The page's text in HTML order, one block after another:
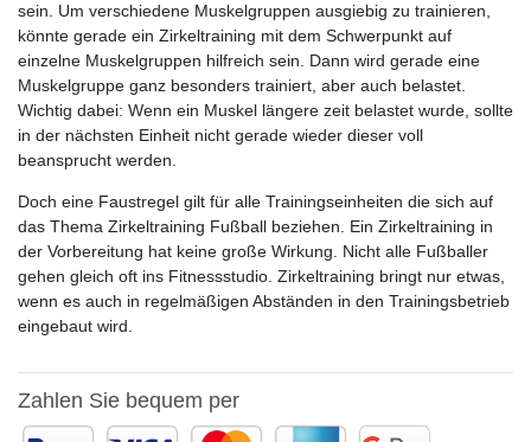
sein. Um verschiedene Muskelgruppen ausgiebig zu trainieren,
könnte gerade ein Zirkeltraining mit dem Schwerpunkt auf
einzelne Muskelgruppen hilfreich sein. Dann wird gerade eine
Muskelgruppe ganz besonders trainiert, aber auch belastet.
Wichtig dabei: Wenn ein Muskel längere zeit belastet wurde, sollte
in der nächsten Einheit nicht gerade wieder dieser voll
beansprucht werden.
Doch eine Faustregel gilt für alle Trainingseinheiten die sich auf
das Thema Zirkeltraining Fußball beziehen. Ein Zirkeltraining in
der Vorbereitung hat keine große Wirkung. Nicht alle Fußballer
gehen gleich oft ins Fitnessstudio. Zirkeltraining bringt nur etwas,
wenn es auch in regelmäßigen Abständen in den Trainingsbetrieb
eingebaut wird.
Zahlen Sie bequem per